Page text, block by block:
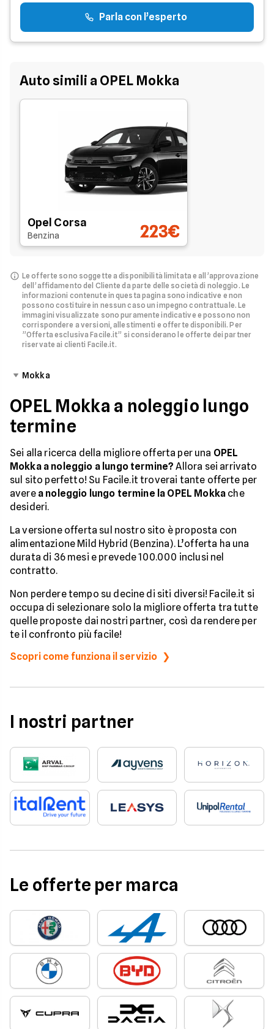
Parla con l’esperto
Auto simili a OPEL Mokka
Opel Corsa
Benzina 223€
Le offerte sono soggette a disponibilità limitata e all’approvazione
dell’affidamento del Cliente da parte delle società di noleggio. Le
informazioni contenute in questa pagina sono indicative e non
possono costituire in nessun caso un impegno contrattuale. Le
immagini visualizzate sono puramente indicative e possono non
corrispondere a versioni, allestimenti e offerte disponibili. Per
”Offerta esclusiva Facile.it” si considerano le offerte dei partner
riservate ai clienti Facile.it.
Mokka
OPEL Mokka a noleggio lungo
termine
Sei alla ricerca della migliore offerta per una OPEL
Mokka a noleggio a lungo termine? Allora sei arrivato
sul sito perfetto! Su Facile.it troverai tante offerte per
avere a noleggio lungo termine la OPEL Mokka che
desideri.
La versione offerta sul nostro sito è proposta con
alimentazione Mild Hybrid (Benzina). L’offerta ha una
durata di 36 mesi e prevede 100.000 inclusi nel
contratto.
Non perdere tempo su decine di siti diversi! Facile.it si
occupa di selezionare solo la migliore offerta tra tutte
quelle proposte dai nostri partner, così da rendere per
te il confronto più facile!
Scopri come funziona il servizio
I nostri partner
Le offerte per marca